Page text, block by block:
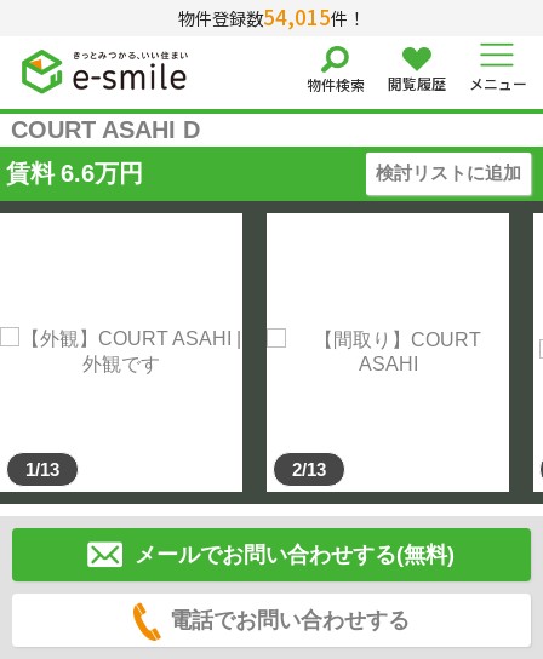
物件登録数54,015件！
物件検索 閲覧履歴 メニュー
COURT ASAHI D
賃料 6.6万円 検討リストに追加
1/13 2/13
メールでお問い合わせする(無料)
電話でお問い合わせする